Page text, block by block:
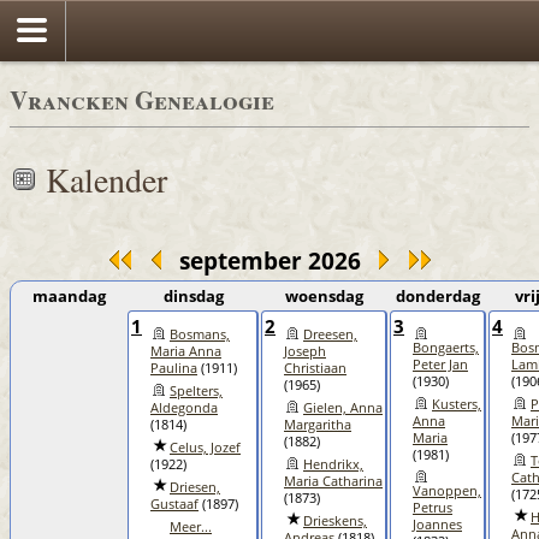
Vrancken Genealogie
Kalender
september 2026
maandag dinsdag woensdag donderdag
1
Bosmans,
Maria Anna
Paulina (1911)
Spelters,
Aldegonda
(1814)
Celus, Jozef
(1922)
Driesen,
Gustaaf (1897)
Meer...
2
Dreesen,
Joseph
Christiaan
(1965)
Gielen, Anna
Margaritha
(1882)
Hendrikx,
Maria Catharina
(1873)
Drieskens,
3
Bongaerts,
Peter Jan
(1930)
Kusters,
Anna
Maria
(1981)
Vanoppen,
Petrus
Joannes
4